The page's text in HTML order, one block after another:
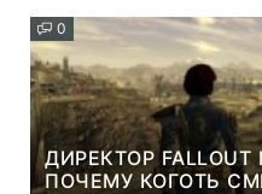
0
ДИРЕКТОР
ПОЧЕМУ КОГОТЬ